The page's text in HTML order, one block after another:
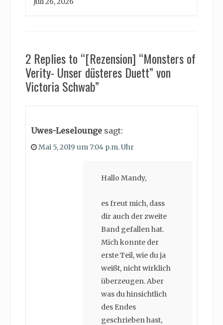
2 Replies to “[Rezension] “Monsters of
Verity- Unser düsteres Duett” von
Victoria Schwab”
Uwes-Leselounge sagt:
Mai 5, 2019 um 7:04 p.m. Uhr
Hallo Mandy,
es freut mich, dass
dir auch der zweite
Band gefallen hat.
Mich konnte der
erste Teil, wie du ja
weißt, nicht wirklich
überzeugen. Aber
was du hinsichtlich
des Endes
geschrieben hast,